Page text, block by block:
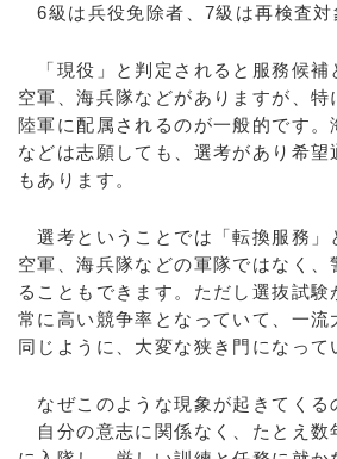
6級は兵役免除者、7級は再検査対
「現役」と判定されると服務候補
空軍、海兵隊などがありますが、特
陸軍に配属されるのが一般的です
などは志願しても、選考があり希望
もあります。
選考ということでは「転換服務」
空軍、海兵隊などの軍隊ではなく、
ることもできます。ただし選抜試
常に高い競争率となっていて、一流
同じように、大変な狭き門になって
なぜこのような現象が起きてくる
自分の意志に関係なく、たとえ数